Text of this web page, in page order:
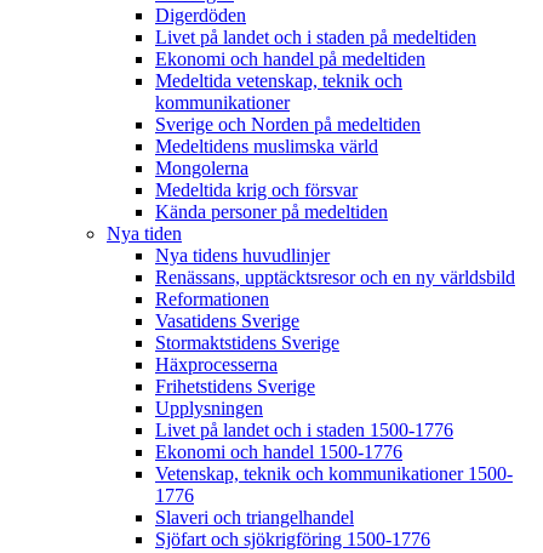
Digerdöden
Livet på landet och i staden på medeltiden
Ekonomi och handel på medeltiden
Medeltida vetenskap, teknik och
kommunikationer
Sverige och Norden på medeltiden
Medeltidens muslimska värld
Mongolerna
Medeltida krig och försvar
Kända personer på medeltiden
Nya tiden
Nya tidens huvudlinjer
Renässans, upptäcktsresor och en ny världsbild
Reformationen
Vasatidens Sverige
Stormaktstidens Sverige
Häxprocesserna
Frihetstidens Sverige
Upplysningen
Livet på landet och i staden 1500-1776
Ekonomi och handel 1500-1776
Vetenskap, teknik och kommunikationer 1500-
1776
Slaveri och triangelhandel
Sjöfart och sjökrigföring 1500-1776